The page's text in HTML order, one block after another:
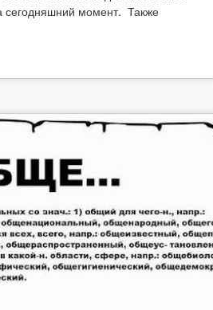
сегодняшний момент. Также